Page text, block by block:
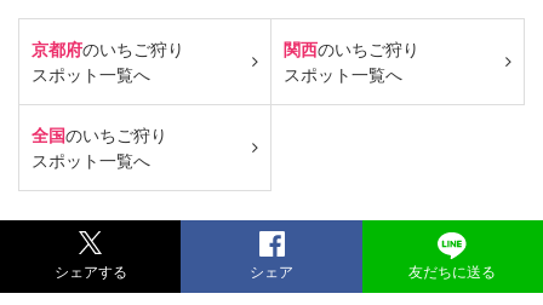
京都府のいちご狩り
スポット一覧へ
関西のいちご狩り
スポット一覧へ
全国のいちご狩り
スポット一覧へ
シェアする シェア 友だちに送る